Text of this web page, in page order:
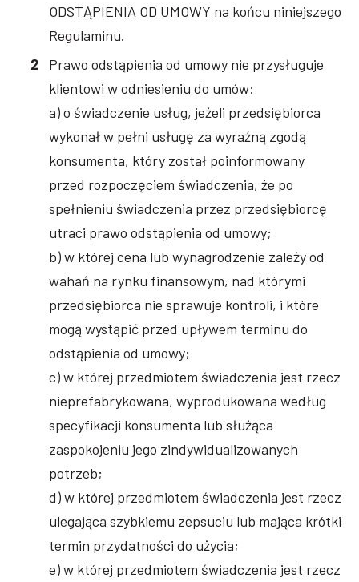
ODSTĄPIENIA OD UMOWY na końcu niniejszego
Regulaminu.
Prawo odstąpienia od umowy nie przysługuje
klientowi w odniesieniu do umów:
a) o świadczenie usług, jeżeli przedsiębiorca
wykonał w pełni usługę za wyraźną zgodą
konsumenta, który został poinformowany
przed rozpoczęciem świadczenia, że po
spełnieniu świadczenia przez przedsiębiorcę
utraci prawo odstąpienia od umowy;
b) w której cena lub wynagrodzenie zależy od
wahań na rynku finansowym, nad którymi
przedsiębiorca nie sprawuje kontroli, i które
mogą wystąpić przed upływem terminu do
odstąpienia od umowy;
c) w której przedmiotem świadczenia jest rzecz
nieprefabrykowana, wyprodukowana według
specyfikacji konsumenta lub służąca
zaspokojeniu jego zindywidualizowanych
potrzeb;
d) w której przedmiotem świadczenia jest rzecz
ulegająca szybkiemu zepsuciu lub mająca krótki
termin przydatności do użycia;
e) w której przedmiotem świadczenia jest rzecz